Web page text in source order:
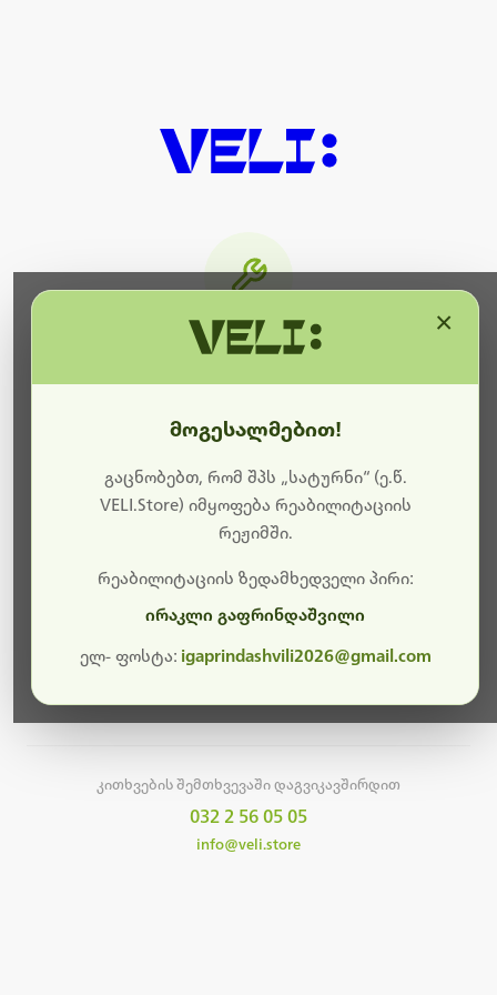
ბოდიშს გიხდით შეფერხებისთვის. ამჟამად
მიმდინარეობს საიტის განახლება და ტექნიკური
სამუშაოები.
მალე ისევ ხელმისაწვდომი იქნება. გმადლობთ
კითხვების შემთხვევაში დაგვიკავშირდით
032 2 56 05 05
info@veli.store
მოგესალმებით!
გაცნობებთ, რომ შპს „სატურნი“ (ე.წ.
VELI.Store) იმყოფება რეაბილიტაციის
რეჟიმში.
რეაბილიტაციის ზედამხედველი პირი:
ირაკლი გაფრინდაშვილი
ელ- ფოსტა: igaprindashvili2026@gmail.com
×